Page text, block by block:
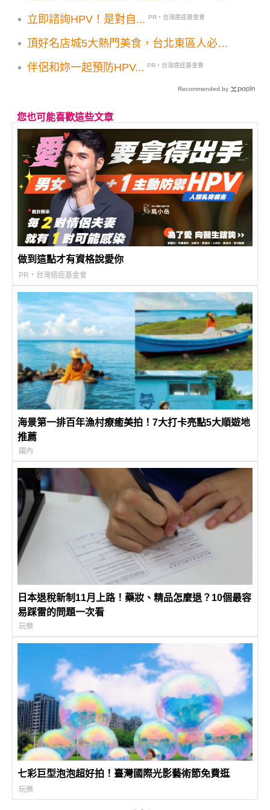
立即諮詢HPV！是對自...
PR・台灣癌症基金會
頂好名店城5大熱門美食，台北東區人必吃
伴侶和妳一起預防HPV...
PR・台灣癌症基金會
Recommended by
您也可能喜歡這些文章
做到這點才有資格說愛你
PR・台灣癌症基金會
海景第一排百年漁村療癒美拍！7大打卡亮點5大順遊地
推薦
國內
日本退稅新制11月上路！藥妝、精品怎麼退？10個最容
易踩雷的問題一次看
玩樂
七彩巨型泡泡超好拍！臺灣國際光影藝術節免費逛
玩樂